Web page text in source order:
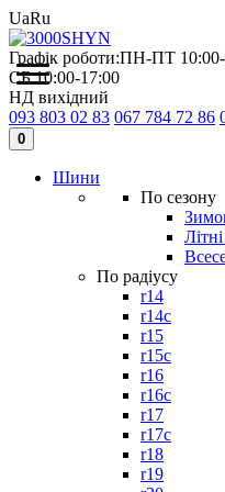
UaRu
Графік роботи:ПН-ПТ 10:00-
СБ 10:00-17:00
НД вихідний
093 803 02 83 067 784 72 86
0
Шини
По сезону
По радіусу
r14
r14c
r15
r15c
r16
r16c
r17
r17c
r18
r19